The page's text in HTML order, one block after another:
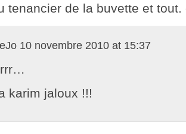
tenancier de la buvette et tout.
10 novembre 2010 at 15:37
karim jaloux !!!